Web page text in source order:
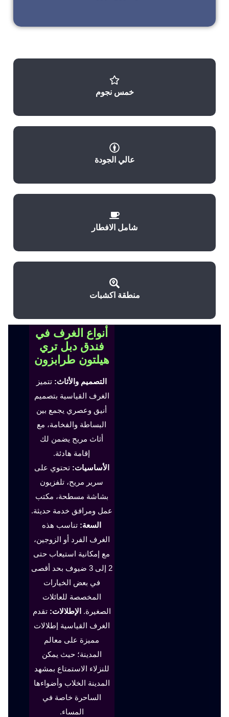
خمس نجوم
عالي الجودة
شامل الافطار
منطقة اكشبات
أنواع الغرف في
فندق دبل تري
هيلتون طرابزون
التصميم والأثاث: تتميز
الغرف القياسية بتصميم
أنيق وعصري يجمع بين
البساطة والفخامة، مع
أثاث مريح يضمن لك
إقامة هادئة.
الأساسيات: تحتوي على
سرير مريح، تلفزيون
بشاشة مسطحة، مكتب
عمل ومرافق خدمة حديثة.
السعة: تناسب هذه
الغرف الفرد أو الزوجين،
مع إمكانية استيعاب حتى
2 إلى 3 ضيوف بحد أقصى
في بعض الخيارات
المخصصة للعائلات
الصغيرة. الإطلالات: تقدم
الغرف القياسية إطلالات
مميزة على معالم
المدينة؛ حيث يمكن
للنزلاء الاستمتاع بمشهد
المدينة الخلاب وأضواءها
الساحرة خاصة في
المساء.